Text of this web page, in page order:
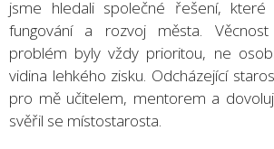
jsme hledali společné řešení,
fungování a rozvoj města.
problém byly vždy prioritou, ne
vidina lehkého zisku. Odcházející
pro mě učitelem, mentorem a
svěřil se místostarosta.